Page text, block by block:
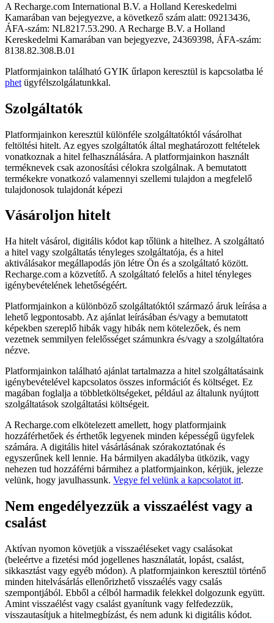
A Recharge.com International B.V. a Holland Kereskedelmi
Kamarában van bejegyezve, a következő szám alatt: 09213436,
ÁFA-szám: NL8217.53.290. A Recharge B.V. a Holland
Kereskedelmi Kamarában van bejegyezve, 24369398, ÁFA-szám:
8138.82.308.B.01
Platformjainkon található GYIK űrlapon keresztül is kapcsolatba lé
phet ügyfélszolgálatunkkal.
Szolgáltatók
Platformjainkon keresztül különféle szolgáltatóktól vásárolhat
feltöltési hitelt. Az egyes szolgáltatók által meghatározott feltételek
vonatkoznak a hitel felhasználására. A platformjainkon használt
terméknevek csak azonosítási célokra szolgálnak. A bemutatott
termékekre vonatkozó valamennyi szellemi tulajdon a megfelelő
tulajdonosok tulajdonát képezi
Vásároljon hitelt
Ha hitelt vásárol, digitális kódot kap tőlünk a hitelhez. A szolgáltató
a hitel vagy szolgáltatás tényleges szolgáltatója, és a hitel
aktiválásakor megállapodás jön létre Ön és a szolgáltató között.
Recharge.com a közvetítő. A szolgáltató felelős a hitel tényleges
igénybevételének lehetőségéért.
Platformjainkon a különböző szolgáltatóktól származó áruk leírása a
lehető legpontosabb. Az ajánlat leírásában és/vagy a bemutatott
képekben szereplő hibák vagy hibák nem kötelezőek, és nem
vezetnek semmilyen felelősséget számunkra és/vagy a szolgáltatóra
nézve.
Platformjainkon található ajánlat tartalmazza a hitel szolgáltatásaink
igénybevételével kapcsolatos összes információt és költséget. Ez
magában foglalja a többletköltségeket, például az általunk nyújtott
szolgáltatások szolgáltatási költségeit.
A Recharge.com elkötelezett amellett, hogy platformjaink
hozzáférhetőek és érthetők legyenek minden képességű ügyfelek
számára. A digitális hitel vásárlásának szórakoztatónak és
egyszerűnek kell lennie. Ha bármilyen akadályba ütközik, vagy
nehezen tud hozzáférni bármihez a platformjainkon, kérjük, jelezze
velünk, hogy javulhassunk. Vegye fel velünk a kapcsolatot itt.
Nem engedélyezzük a visszaélést vagy a
csalást
Aktívan nyomon követjük a visszaéléseket vagy csalásokat
(beleértve a fizetési mód jogellenes használatát, lopást, csalást,
sikkasztást vagy egyéb módon). A platformjainkon keresztül történő
minden hitelvásárlás ellenőrizhető visszaélés vagy csalás
szempontjából. Ebből a célból harmadik felekkel dolgozunk együtt.
Amint visszaélést vagy csalást gyanítunk vagy felfedezzük,
visszautasítjuk a hitelmegbízást, és nem adunk ki digitális kódot.